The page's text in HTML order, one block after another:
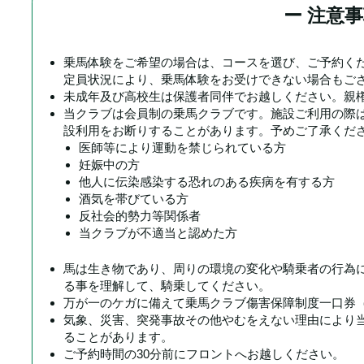
ー 注意
乗馬体験をご希望の場合は、コースを選び、ご予約
定員状況により、乗馬体験をお受けできない場合もご
未成年及び高校生は保護者同伴でお越しください。親
当クラブは会員制の乗馬クラブです。施設ご利用の
設利用をお断りすることがあります。予めご了承くだ
医師等により運動を禁じられている方
妊娠中の方
他人に伝染感染する恐れのある疾病を有する方
酒気を帯びている方
反社会的勢力等関係者
当クラブが不適当と認めた方
馬は生き物であり、周りの環境の変化や騎乗者の行
る事を理解して、騎乗してください。
万が一のケガに備えて乗馬クラブ傷害保障制度一口券
気象、災害、突発事故その他やむをえない理由によ
ることがあります。
ご予約時間の30分前にフロントへお越しください。